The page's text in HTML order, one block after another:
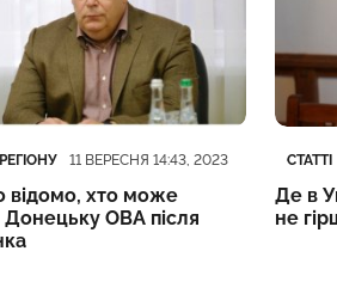
11 ВЕРЕСНЯ 14:43, 2023
відомо, хто може
ОВА після
СТАТТІ
Дата
Де в
не